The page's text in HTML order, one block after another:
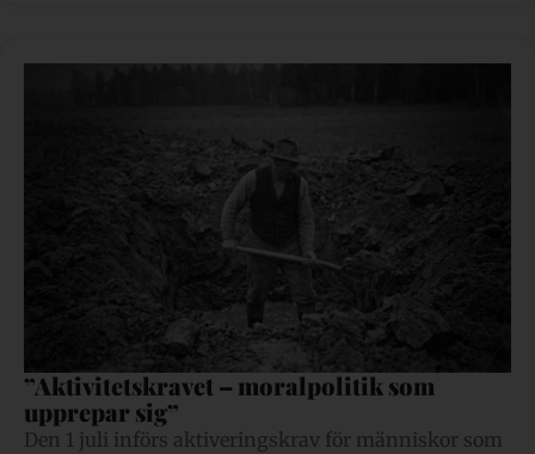
”Aktivitetskravet – moralpolitik som
upprepar sig”
Den 1 juli införs aktiveringskrav för människor som